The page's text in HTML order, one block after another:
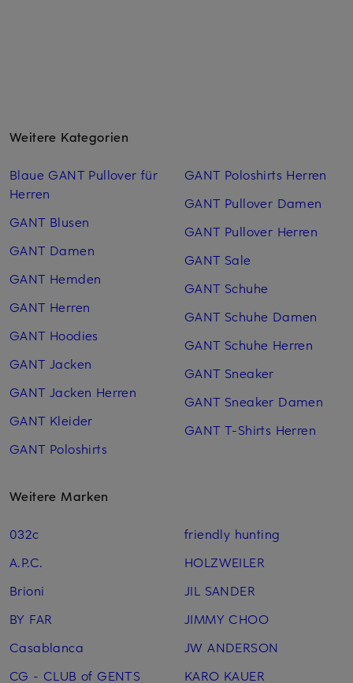
Weitere Kategorien
Blaue GANT Pullover für
Herren
GANT Blusen
GANT Damen
GANT Hemden
GANT Herren
GANT Hoodies
GANT Jacken
GANT Jacken Herren
GANT Kleider
GANT Poloshirts
GANT Poloshirts Herren
GANT Pullover Damen
GANT Pullover Herren
GANT Sale
GANT Schuhe
GANT Schuhe Damen
GANT Schuhe Herren
GANT Sneaker
GANT Sneaker Damen
GANT T-Shirts Herren
Weitere Marken
032c
A.P.C.
Brioni
BY FAR
Casablanca
CG - CLUB of GENTS
friendly hunting
HOLZWEILER
JIL SANDER
JIMMY CHOO
JW ANDERSON
KARO KAUER